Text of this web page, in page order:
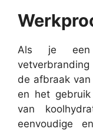
Als je een
vetverbranding
de afbraak
en het
van
eenvoudige